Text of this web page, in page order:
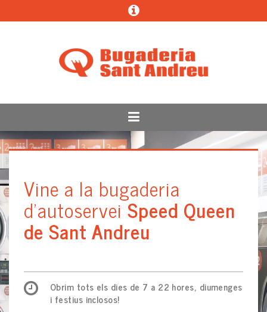
Vine a la bugaderia
d'autoserveiSpeed Queen
de Sant Andreu
Obrim tots els dies de 7 a 22 hores, diumenges
i festius inclosos!